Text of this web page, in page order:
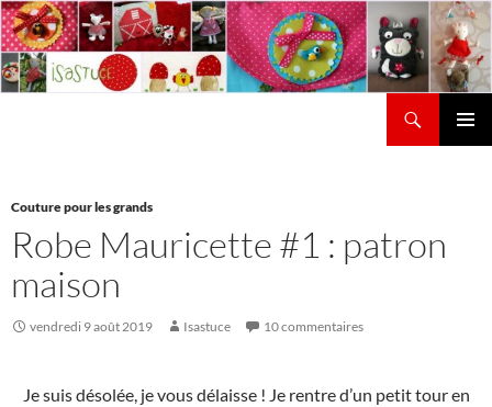
Aller
au
contenu
Couture pour les grands
Robe Mauricette #1 : patron
maison
vendredi 9 août 2019 Isastuce 10 commentaires
Je suis désolée, je vous délaisse ! Je rentre d’un petit tour en